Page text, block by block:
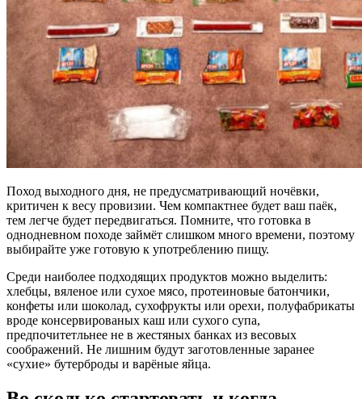
Поход выходного дня, не предусматривающий ночёвки,
критичен к весу провизии. Чем компактнее будет ваш паёк,
тем легче будет передвигаться. Помните, что готовка в
однодневном походе займёт слишком много времени, поэтому
выбирайте уже готовую к употреблению пищу.
Среди наиболее подходящих продуктов можно выделить:
хлебцы, вяленое или сухое мясо, протеиновые батончики,
конфеты или шоколад, сухофрукты или орехи, полуфабрикаты
вроде консервированых каш или сухого супа,
предпочитетльнее не в жестяных банках из весовых
соображений. Не лишним будут заготовленные заранее
«сухие» бутерброды и варёные яйца.